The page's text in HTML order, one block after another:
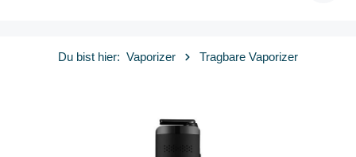
Du bist hier: Vaporizer Tragbare Vaporizer